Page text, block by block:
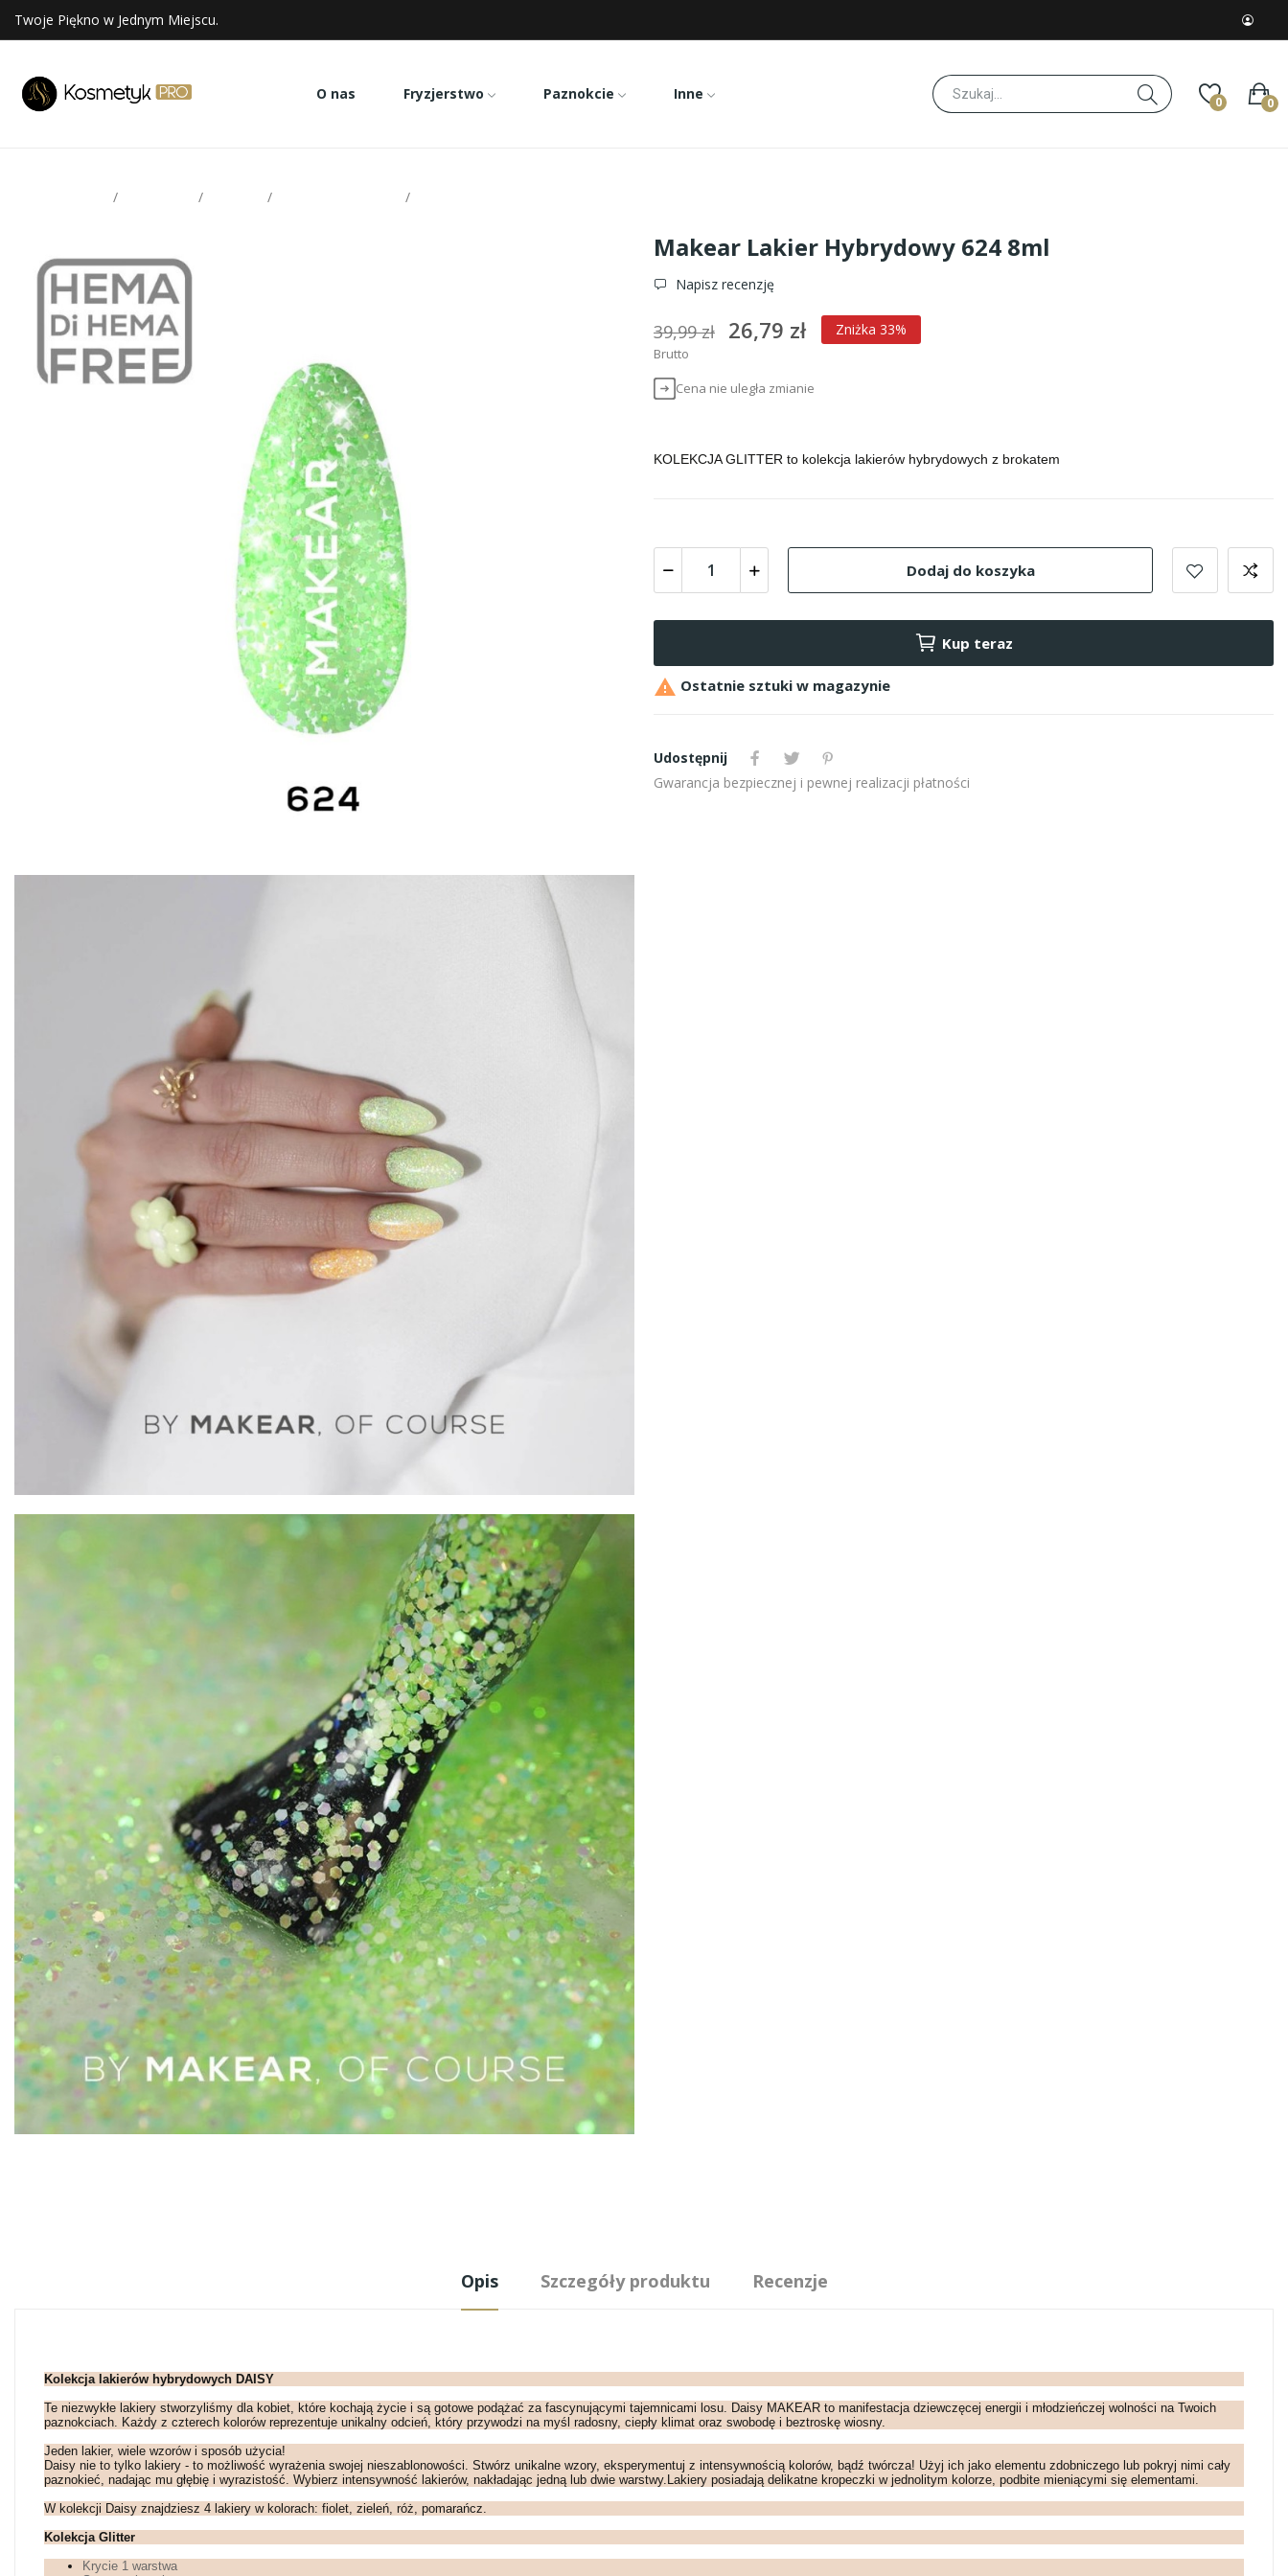
Twoje Piękno w Jednym Miejscu.
O nas Fryzjerstwo Paznokcie Inne 0 0
Makear Lakier Hybrydowy 624 8ml
Napisz recenzję
39,99 zł 26,79 zł Zniżka 33%
Brutto
Cena nie uległa zmianie
KOLEKCJA GLITTER to kolekcja lakierów hybrydowych z brokatem
Dodaj do koszyka
Kup teraz
 Ostatnie sztuki w magazynie
Udostępnij
Gwarancja bezpiecznej i pewnej realizacji płatności
Opis Szczegóły produktu Recenzje
Kolekcja lakierów hybrydowych DAISY
Te niezwykłe lakiery stworzyliśmy dla kobiet, które kochają życie i są gotowe podążać za fascynującymi tajemnicami losu. Daisy MAKEAR to manifestacja dziewczęcej energii i młodzieńczej wolności na Twoich
paznokciach. Każdy z czterech kolorów reprezentuje unikalny odcień, który przywodzi na myśl radosny, ciepły klimat oraz swobodę i beztroskę wiosny.
Jeden lakier, wiele wzorów i sposób użycia!
Daisy nie to tylko lakiery - to możliwość wyrażenia swojej nieszablonowości. Stwórz unikalne wzory, eksperymentuj z intensywnością kolorów, bądź twórcza! Użyj ich jako elementu zdobniczego lub pokryj nimi cały
paznokieć, nadając mu głębię i wyrazistość. Wybierz intensywność lakierów, nakładając jedną lub dwie warstwy.Lakiery posiadają delikatne kropeczki w jednolitym kolorze, podbite mieniącymi się elementami.
W kolekcji Daisy znajdziesz 4 lakiery w kolorach: fiolet, zieleń, róż, pomarańcz.
Kolekcja Glitter
Krycie 1 warstwa